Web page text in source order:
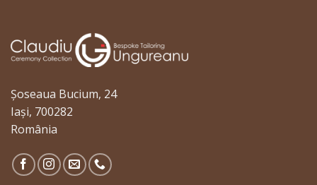
Șoseaua Bucium, 24
Iași, 700282
România